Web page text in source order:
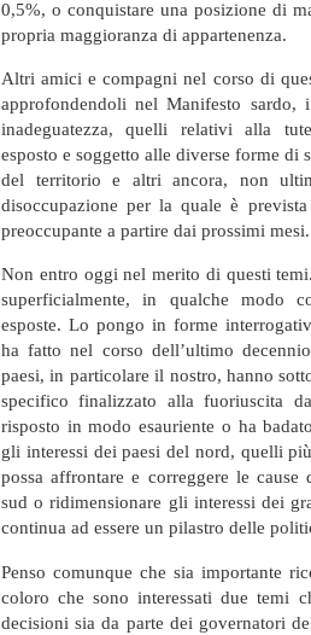
0,5%, o conquistare una posizione di
propria maggioranza di appartenenza.
Altri amici e compagni nel corso di
approfondendoli nel Manifesto
inadeguatezza, quelli relativi alla
esposto e soggetto alle diverse forme di
del territorio e altri ancora, non
disoccupazione per la quale è
preoccupante a partire dai prossimi mesi.
Non entro oggi nel merito di questi
superficialmente, in qualche modo
esposte. Lo pongo in forme
ha fatto nel corso dell’ultimo
paesi, in particolare il nostro, hanno
specifico finalizzato alla fuoriuscita
risposto in modo esauriente o ha
gli interessi dei paesi del nord, quelli
possa affrontare e correggere le
sud o ridimensionare gli interessi dei
continua ad essere un pilastro delle
Penso comunque che sia importante
coloro che sono interessati due temi
decisioni sia da parte dei governatori